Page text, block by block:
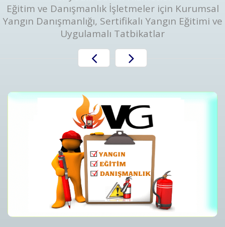
Eğitim ve Danışmanlık İşletmeler için Kurumsal
Yangın Danışmanlığı, Sertifikalı Yangın Eğitimi ve
Uygulamalı Tatbikatlar
Yangın Tüpü Satışı ve Ekipman Tedariki
Bursa Yangın Söndürücü 1 kg 6 kg - 50 kg Tüp Çeşitleri ve Fiyatları -
Detaylar